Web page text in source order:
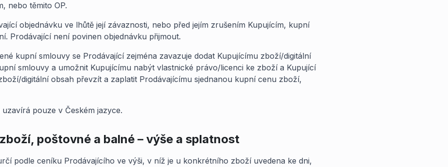
nebo těmito OP.
objednávku ve lhůtě její závaznosti, nebo před jejím zrušením Kupujícím, kupní
Prodávající není povinen objednávku přijmout.
kupní smlouvy se Prodávající zejména zavazuje dodat Kupujícímu zboží/digitální
smlouvy a umožnit Kupujícímu nabýt vlastnické právo/licenci ke zboží a Kupující
digitální obsah převzít a zaplatit Prodávajícímu sjednanou kupní cenu zboží,
pouze v Českém jazyce.
poštovné a balné – výše a splatnost
podle ceníku Prodávajícího ve výši, v níž je u konkrétního zboží uvedena ke dni,